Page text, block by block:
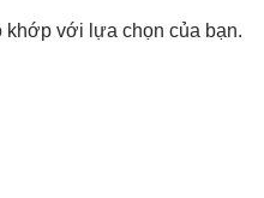
khớp với lựa chọn của bạn.